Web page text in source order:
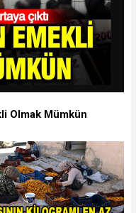
Olmak Mümkün